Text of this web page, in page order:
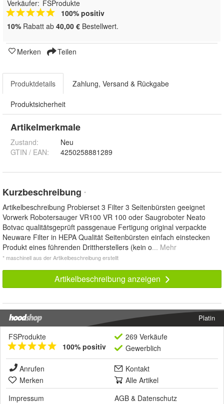
Verkäufer: FSProdukte
100% positiv
10% Rabatt ab 40,00 € Bestellwert.
Merken Teilen
Produktdetails Zahlung, Versand & Rückgabe
Produktsicherheit
Artikelmerkmale
Zustand:
Neu
GTIN / EAN:
4250258881289
Kurzbeschreibung *
Artikelbeschreibung Probierset 3 Filter 3 Seitenbürsten geeignet
Vorwerk Robotersauger VR100 VR 100 oder Saugroboter Neato
Botvac qualitätsgeprüft passgenaue Fertigung original verpackte
Neuware Filter in HEPA Qualität Seitenbürsten einfach einstecken
Produkt eines führenden Drittherstellers (kein o... Mehr
* maschinell aus der Artikelbeschreibung erstellt
Artikelbeschreibung anzeigen
Platin
FSProdukte
100% positiv
269 Verkäufe
Gewerblich
Anrufen
Kontakt
Merken
Alle Artikel
Impressum
AGB & Datenschutz